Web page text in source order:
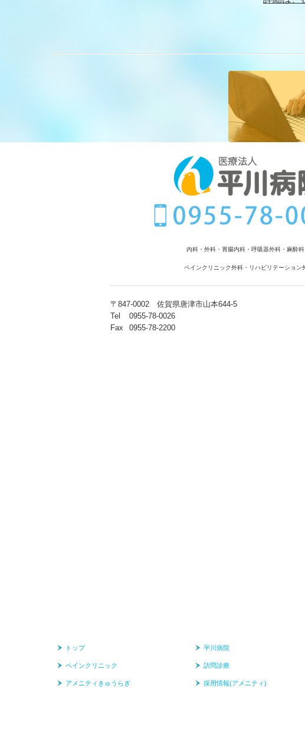
内科・外科・胃腸内科・呼吸器外科・麻酔科
ペインクリニック外科・リハビリテーション
〒847-0002 佐賀県唐津市山本644-5
Tel
0955-78-0026
Fax
0955-78-2200
トップ 平川病院
ペインクリニック 訪問診療
アメニティきゅうらぎ 採用情報(アメニティ)